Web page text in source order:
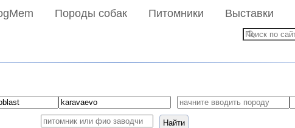
Породы собак Питомники Выставки
Найти